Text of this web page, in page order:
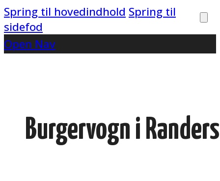
Spring til hovedindhold Spring til
sidefod
Open Nav
Burgervogn i Randers